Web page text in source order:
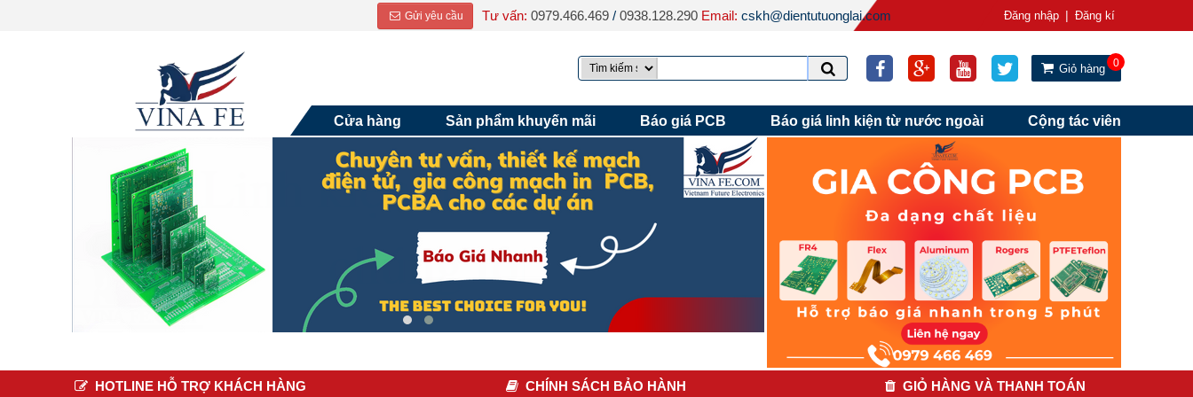
Gửi yêu cầu Tư vấn: 0979.466.469 / 0938.128.290 Email: cskh@dientutuonglai.com Đăng nhập | Đăng kí
Giỏ hàng 0
Cửa hàng Sản phẩm khuyến mãi Báo giá PCB Báo giá linh kiện từ nước ngoài Cộng tác viên
HOTLINE HỖ TRỢ KHÁCH HÀNG CHÍNH SÁCH BẢO HÀNH GIỎ HÀNG VÀ THANH TOÁN